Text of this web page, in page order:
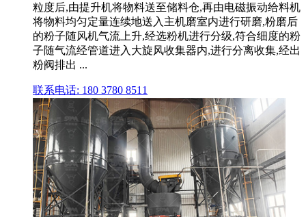
粒度后,由提升机将物料送至储料仓,再由电磁振动给料机
将物料均匀定量连续地送入主机磨室内进行研磨,粉磨后
的粉子随风机气流上升,经选粉机进行分级,符合细度的粉
子随气流经管道进入大旋风收集器内,进行分离收集,经出
粉阀排出 ...
联系电话: 180 3780 8511